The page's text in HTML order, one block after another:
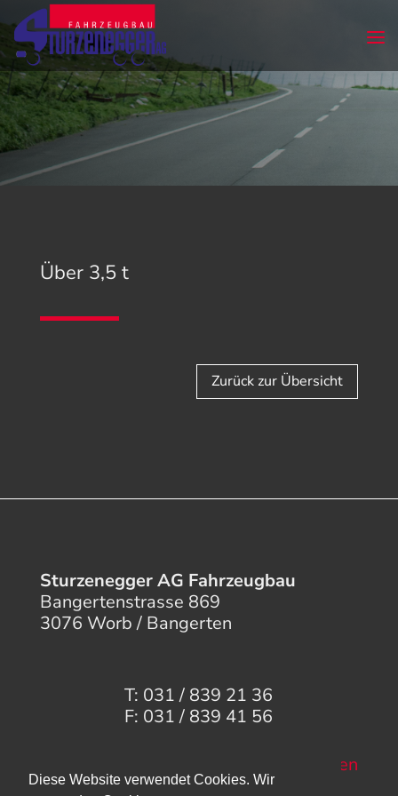
Über 3,5 t
Zurück zur Übersicht
Sturzenegger AG Fahrzeugbau
Bangertenstrasse 869
3076 Worb / Bangerten
T: 031 / 839 21 36
F: 031 / 839 41 56
Mail senden
Diese Website verwendet Cookies. Wir